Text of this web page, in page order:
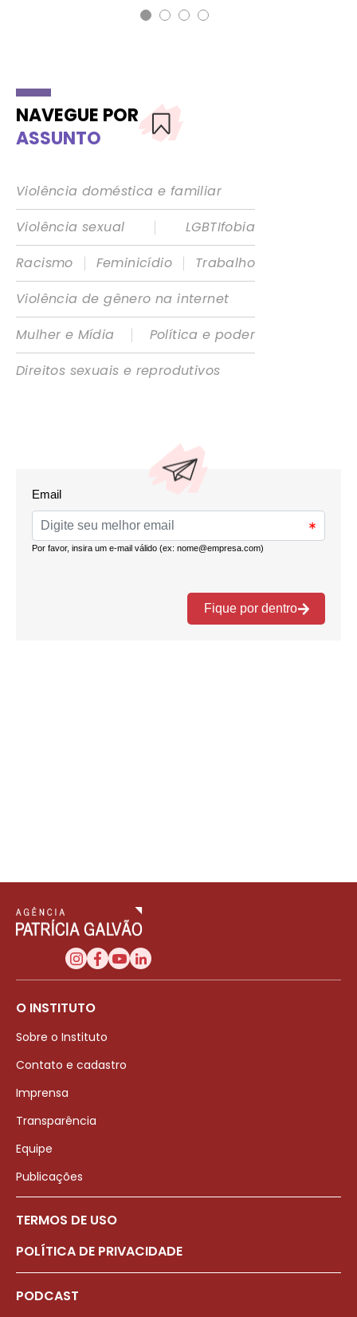
NAVEGUE POR
ASSUNTO
Violência doméstica e familiar
Violência sexual
|
LGBTIfobia
Racismo
| Feminicídio |
Trabalho
Violência de gênero na internet
Mulher e Mídia
|
Política e poder
Direitos sexuais e reprodutivos
O INSTITUTO
Sobre o Instituto
Contato e cadastro
Imprensa
Transparência
Equipe
Publicações
TERMOS DE USO
POLÍTICA DE PRIVACIDADE
PODCAST